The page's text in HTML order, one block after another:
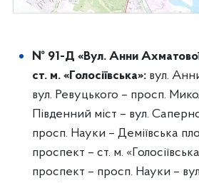
№ 91-Д «Вул. Анни
ст. м. «Голосіївська»: вул.
вул. Ревуцького – просп.
Південний міст – вул.
просп. Науки – Деміївська
проспект – ст. м.
проспект – просп. Науки –